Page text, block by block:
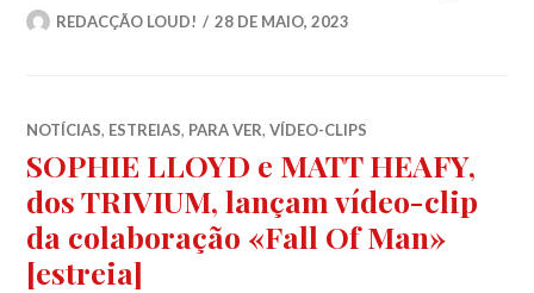
REDACÇÃO LOUD! 28 DE MAIO, 2023
NOTÍCIAS, ESTREIAS, PARA VER,VÍDEO-CLIPS
SOPHIE LLOYD e MATT HEAFY,
dos TRIVIUM, lançam vídeo-clip
da colaboração «Fall Of Man»
[estreia]